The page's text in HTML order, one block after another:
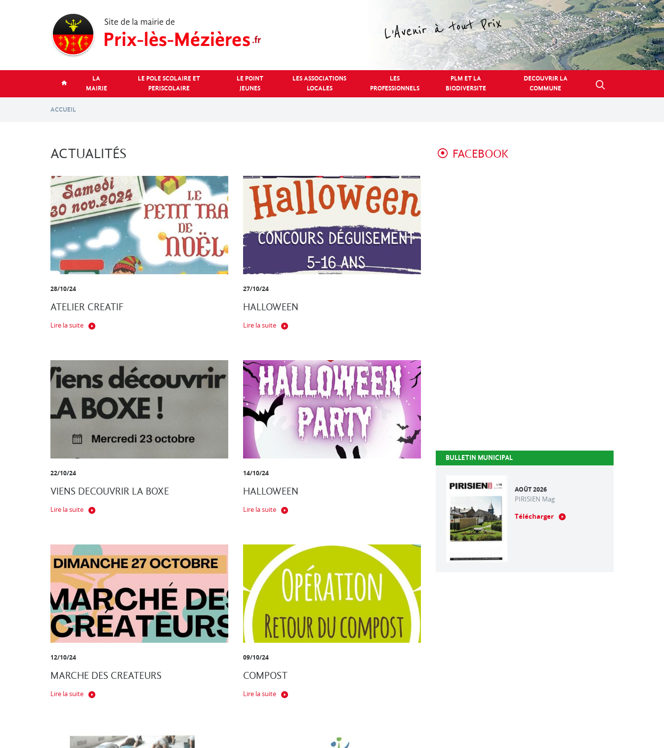
LA
MAIRIE
LE POLE SCOLAIRE ET
PERISCOLAIRE
LE POINT
JEUNES
LES ASSOCIATIONS
LOCALES
LES
PROFESSIONNELS
PLM ET LA
BIODIVERSITE
DECOUVRIR LA
COMMUNE
ACCUEIL
ACTUALITÉS
28/10/24
ATELIER CREATIF
Lire la suite
27/10/24
HALLOWEEN
Lire la suite
22/10/24
VIENS DECOUVRIR LA BOXE
Lire la suite
14/10/24
HALLOWEEN
Lire la suite
12/10/24
MARCHE DES CREATEURS
Lire la suite
09/10/24
COMPOST
Lire la suite
FACEBOOK
BULLETIN MUNICIPAL
AOÛT 2026
PIRISIEN Mag
Télécharger